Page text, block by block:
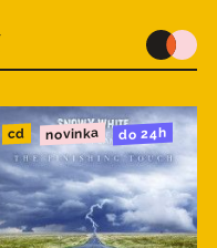
cd novinka do 24h